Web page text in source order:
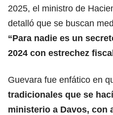
2025, el ministro de
detalló que se buscan
“Para nadie es un
2024 con estrechez
Guevara fue enfático en
tradicionales que se
ministerio a Davos, con